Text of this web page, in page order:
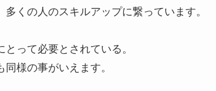
多くの人のスキルアップに繋っています。
って必要とされている。
様の事がいえます。